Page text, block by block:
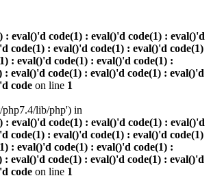
: eval()'d code(1) : eval()'d code(1) : eval()'d
code(1) : eval()'d code(1) : eval()'d code(1)
: eval()'d code(1) : eval()'d code(1) :
eval()'d code(1) : eval()'d code(1) : eval()'d
code on line 1
php7.4/lib/php') in
: eval()'d code(1) : eval()'d code(1) : eval()'d
code(1) : eval()'d code(1) : eval()'d code(1)
: eval()'d code(1) : eval()'d code(1) :
eval()'d code(1) : eval()'d code(1) : eval()'d
code on line 1